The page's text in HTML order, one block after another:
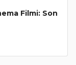
Filmi: Son